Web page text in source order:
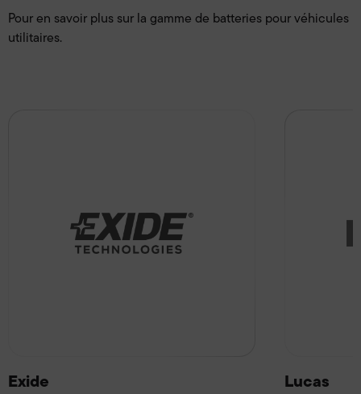
Pour en savoir plus sur la gamme de batteries pour véhicules
utilitaires.
Exide Lucas